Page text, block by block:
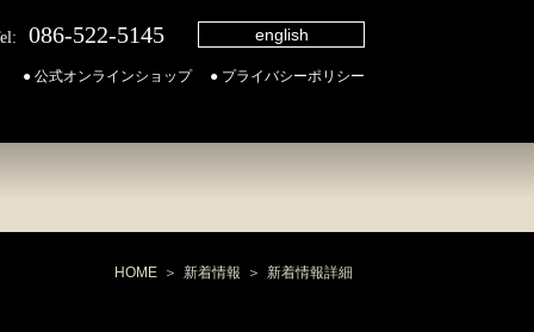
086-522-5145 english
● 公式オンラインショップ ● プライバシーポリシー
HOME 新着情報 新着情報詳細